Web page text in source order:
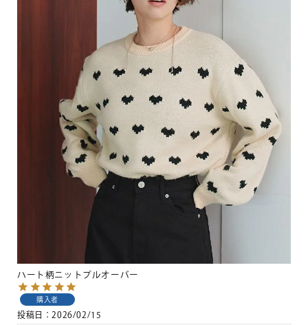
ハート柄ニットプルオーバー
購入者
投稿日 2026/02/15